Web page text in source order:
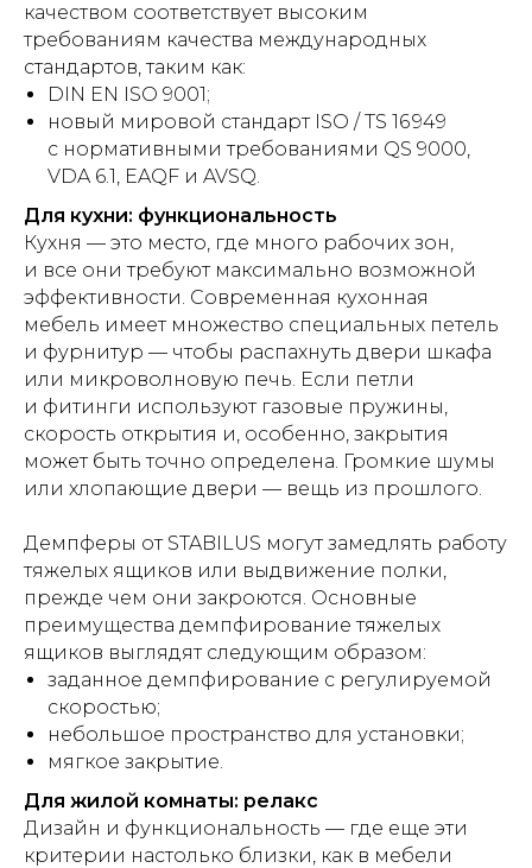
качеством соответствует высоким
требованиям качества международных
стандартов, таким как:
DIN EN ISO 9001;
новый мировой стандарт ISO / TS 16 949
с нормативными требованиями QS 9000,
VDA 6.1, EAQF и AVSQ.
Для кухни: функциональность
Кухня — это место, где много рабочих зон,
и все они требуют максимально возможной
эффективности. Современная кухонная
мебель имеет множество специальных петель
и фурнитур — чтобы распахнуть двери шкафа
или микроволновую печь. Если петли
и фитинги используют газовые пружины,
скорость открытия и, особенно, закрытия
может быть точно определена. Громкие шумы
или хлопающие двери — вещь из прошлого.
Демпферы от STABILUS могут замедлять работу
тяжелых ящиков или выдвижение полки,
прежде чем они закроются. Основные
преимущества демпфирование тяжелых
ящиков выглядят следующим образом:
заданное демпфирование с регулируемой
скоростью;
небольшое пространство для установки;
мягкое закрытие.
Для жилой комнаты: релакс
Дизайн и функциональность — где еще эти
критерии настолько близки, как в мебели